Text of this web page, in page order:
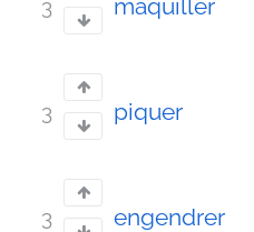
3 maquiller
3 piquer
3 engendrer